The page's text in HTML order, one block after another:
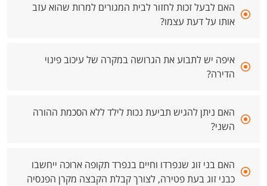
האם לבעל זכות לחזור לבית המגורים למרות שהוא עזב
אותו על דעת עצמו?
איפה יש לתבוע את הגרושה במקרה של עיכוב פינוי
הדירה?
האם ניתן להגיש תביעת נכות לילד ללא הסכמת ההורה
השני?
האם בני זוג שנפרדו וחיים בנפרד תקופה ארוכה ייחשבו
כבני זוג בעת פטירה, לצורך קבלת הקבצה מקרן הפנסיה